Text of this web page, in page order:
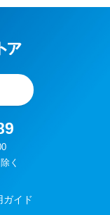
く
ガイド